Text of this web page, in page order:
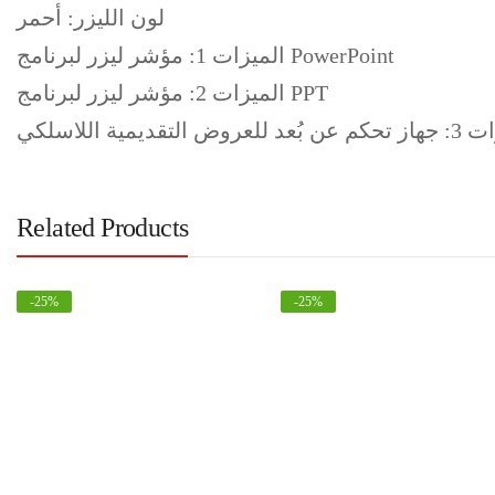
لون الليزر: أحمر
الميزات 1: مؤشر ليزر لبرنامج PowerPoint
الميزات 2: مؤشر ليزر لبرنامج PPT
اللاسلكي
Related Products
-25% -25%